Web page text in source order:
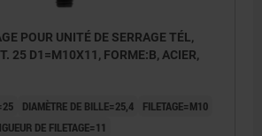
POUR UNITÉ DE SERRAGE TÉL,
25 D1=M10X11, FORME:B, ACIER,
DIAMÈTRE DE BILLE=25,4
FILETAGE=M10
DE FILETAGE=11